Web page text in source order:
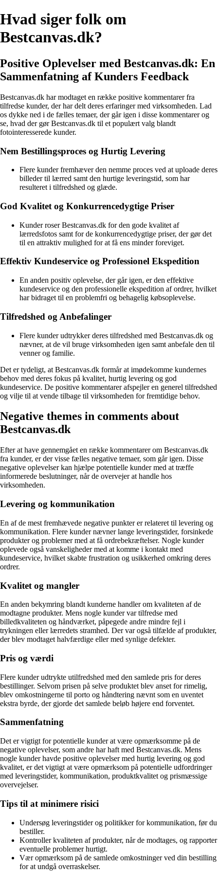
Hvad siger folk om
Bestcanvas.dk?
Positive Oplevelser med Bestcanvas.dk: En
Sammenfatning af Kunders Feedback
Bestcanvas.dk har modtaget en række positive kommentarer fra
tilfredse kunder, der har delt deres erfaringer med virksomheden. Lad
os dykke ned i de fælles temaer, der går igen i disse kommentarer og
se, hvad der gør Bestcanvas.dk til et populært valg blandt
fotointeresserede kunder.
Nem Bestillingsproces og Hurtig Levering
Flere kunder fremhæver den nemme proces ved at uploade deres
billeder til lærred samt den hurtige leveringstid, som har
resulteret i tilfredshed og glæde.
God Kvalitet og Konkurrencedygtige Priser
Kunder roser Bestcanvas.dk for den gode kvalitet af
lærredsfotos samt for de konkurrencedygtige priser, der gør det
til en attraktiv mulighed for at få ens minder foreviget.
Effektiv Kundeservice og Professionel Ekspedition
En anden positiv oplevelse, der går igen, er den effektive
kundeservice og den professionelle ekspedition af ordrer, hvilket
har bidraget til en problemfri og behagelig købsoplevelse.
Tilfredshed og Anbefalinger
Flere kunder udtrykker deres tilfredshed med Bestcanvas.dk og
nævner, at de vil bruge virksomheden igen samt anbefale den til
venner og familie.
Det er tydeligt, at Bestcanvas.dk formår at imødekomme kundernes
behov med deres fokus på kvalitet, hurtig levering og god
kundeservice. De positive kommentarer afspejler en generel tilfredshed
og vilje til at vende tilbage til virksomheden for fremtidige behov.
Negative themes in comments about
Bestcanvas.dk
Efter at have gennemgået en række kommentarer om Bestcanvas.dk
fra kunder, er der visse fælles negative temaer, som går igen. Disse
negative oplevelser kan hjælpe potentielle kunder med at træffe
informerede beslutninger, når de overvejer at handle hos
virksomheden.
Levering og kommunikation
En af de mest fremhævede negative punkter er relateret til levering og
kommunikation. Flere kunder nævner lange leveringstider, forsinkede
produkter og problemer med at få ordrebekræftelser. Nogle kunder
oplevede også vanskeligheder med at komme i kontakt med
kundeservice, hvilket skabte frustration og usikkerhed omkring deres
ordrer.
Kvalitet og mangler
En anden bekymring blandt kunderne handler om kvaliteten af de
modtagne produkter. Mens nogle kunder var tilfredse med
billedkvaliteten og håndværket, påpegede andre mindre fejl i
trykningen eller lærredets stramhed. Der var også tilfælde af produkter,
der blev modtaget halvfærdige eller med synlige defekter.
Pris og værdi
Flere kunder udtrykte utilfredshed med den samlede pris for deres
bestillinger. Selvom prisen på selve produktet blev anset for rimelig,
blev omkostningerne til porto og håndtering nævnt som en uventet
ekstra byrde, der gjorde det samlede beløb højere end forventet.
Sammenfatning
Det er vigtigt for potentielle kunder at være opmærksomme på de
negative oplevelser, som andre har haft med Bestcanvas.dk. Mens
nogle kunder havde positive oplevelser med hurtig levering og god
kvalitet, er det vigtigt at være opmærksom på potentielle udfordringer
med leveringstider, kommunikation, produktkvalitet og prismæssige
overvejelser.
Tips til at minimere risici
Undersøg leveringstider og politikker for kommunikation, før du
bestiller.
Kontroller kvaliteten af produkter, når de modtages, og rapporter
eventuelle problemer hurtigt.
Vær opmærksom på de samlede omkostninger ved din bestilling
for at undgå overraskelser.